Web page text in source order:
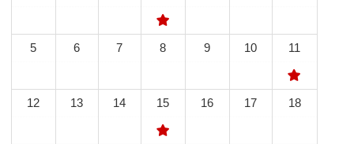
5 6 7 8 9 10 11
12 13 14 15 16 17 18